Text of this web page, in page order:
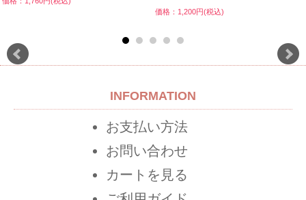
価格：1,200円(税込)
INFORMATION
お支払い方法
お問い合わせ
カートを見る